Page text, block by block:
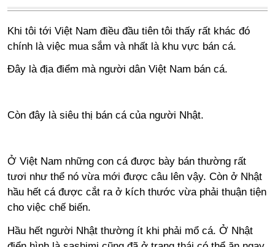
Khi tôi tới Việt Nam điều đầu tiên tôi thấy rất khác đó
chính là việc mua sắm và nhất là khu vực bán cá.
Đây là địa điểm mà người dân Việt Nam bán cá.
Còn đây là siêu thị bán cá của người Nhật.
Ở Việt Nam những con cá được bày bán thường rất
tươi như thể nó vừa mới được câu lên vậy. Còn ở Nhật
hầu hết cá được cắt ra ở kích thước vừa phải thuận tiện
cho việc chế biến.
Hầu hết người Nhật thường ít khi phải mổ cá. Ở Nhật